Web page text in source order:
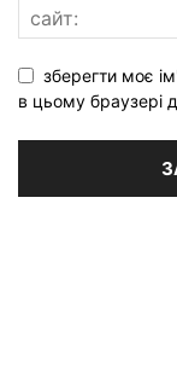
зберегти моє
в цьому браузері